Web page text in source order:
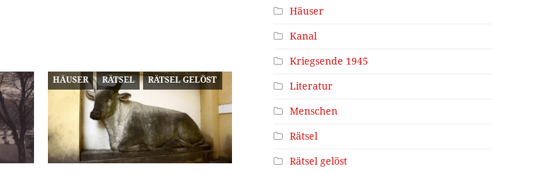
HÄUSER RÄTSEL RÄTSEL GELÖST
Häuser
Kanal
Kriegsende 1945
Literatur
Menschen
Rätsel
Rätsel gelöst